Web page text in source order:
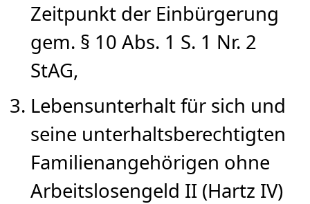
Zeitpunkt der Einbürgerung
gem. § 10 Abs. 1 S. 1 Nr. 2
StAG,
Lebensunterhalt für sich und
seine unterhaltsberechtigten
Familienangehörigen ohne
Arbeitslosengeld II (Hartz IV)